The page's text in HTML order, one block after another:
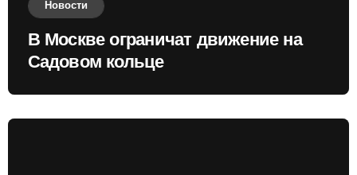
Новости
В Москве ограничат движение на
Садовом кольце